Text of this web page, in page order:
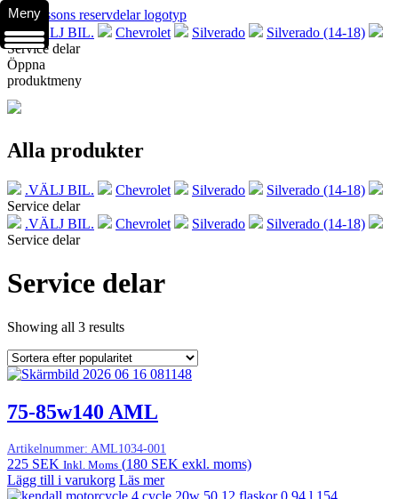
.VÄLJ BIL. Chevrolet Silverado
Silverado (14-18)
Service delar
Öppna
produktmeny
Alla produkter
.VÄLJ BIL. Chevrolet Silverado
Silverado (14-18)
Service delar
.VÄLJ BIL.
Chevrolet Silverado
Silverado (14-18)
Service delar
Service delar
Showing all 3 results
75-85w140 AML
Artikelnummer: AML1034-001
225 SEK Inkl. Moms (180 SEK exkl. moms)
Lägg till i varukorg Läs mer
Meny